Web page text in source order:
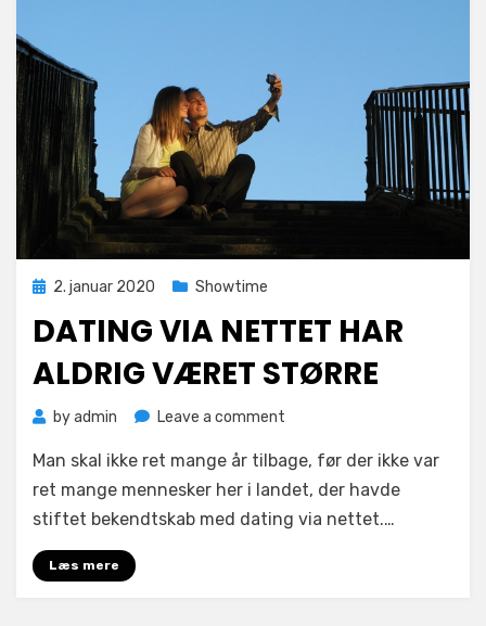
Posted
2. januar 2020 Showtime
DATING VIA NETTET HAR
ALDRIG VÆRET STØRRE
byadmin Leave a comment
via
nettet
har
aldrig
Man skal ikke ret mange år tilbage, før der ikke var
ret mange mennesker her i landet, der havde
stiftet bekendtskab med dating via nettet.…
Læs mere